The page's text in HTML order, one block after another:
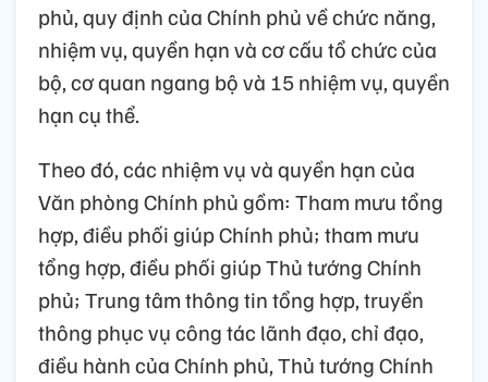
phủ, quy định của Chính phủ về chức năng,
nhiệm vụ, quyền hạn và cơ cấu tổ chức của
bộ, cơ quan ngang bộ và 15 nhiệm vụ, quyền
hạn cụ thể.
Theo đó, các nhiệm vụ và quyền hạn của
Văn phòng Chính phủ gồm: Tham mưu tổng
hợp, điều phối giúp Chính phủ; tham mưu
tổng hợp, điều phối giúp Thủ tướng Chính
phủ; Trung tâm thông tin tổng hợp, truyền
thông phục vụ công tác lãnh đạo, chỉ đạo,
điều hành của Chính phủ, Thủ tướng Chính